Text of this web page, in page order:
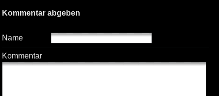
Kommentar abgeben
Name
Kommentar